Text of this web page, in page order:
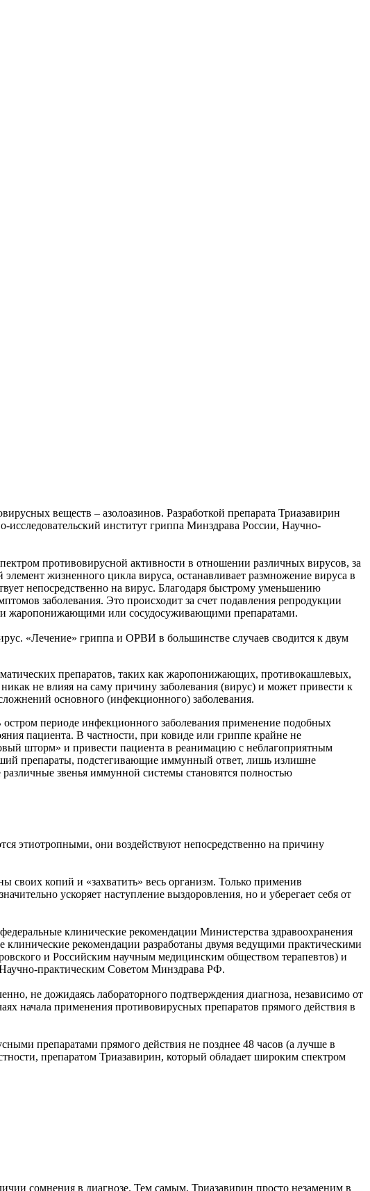
веществ – азолоазинов. Разработкой препарата Триазавирин
институт гриппа Минздрава России, Научно-
противовирусной активности в отношении различных вирусов, за
жизненного цикла вируса, останавливает размножение вируса в
непосредственно на вирус. Благодаря быстрому уменьшению
заболевания. Это происходит за счет подавления репродукции
жаропонижающими или сосудосуживающими препаратами.
«Лечение» гриппа и ОРВИ в большинстве случаев сводится к двум
препаратов, таких как жаропонижающих, противокашлевых,
не влияя на саму причину заболевания (вирус) и может привести к
основного (инфекционного) заболевания.
периоде инфекционного заболевания применение подобных
пациента. В частности, при ковиде или гриппе крайне не
шторм» и привести пациента в реанимацию с неблагоприятным
препараты, подстегивающие иммунный ответ, лишь излишне
звенья иммунной системы становятся полностью
этиотропными, они воздействуют непосредственно на причину
своих копий и «захватить» весь организм. Только применив
ускоряет наступление выздоровления, но и уберегает себя от
клинические рекомендации Министерства здравоохранения
рекомендации разработаны двумя ведущими практическими
и Российским научным медицинским обществом терапевтов) и
практическим Советом Минздрава РФ.
не дожидаясь лабораторного подтверждения диагноза, независимо от
начала применения противовирусных препаратов прямого действия в
препаратами прямого действия не позднее 48 часов (а лучше в
препаратом Триазавирин, который обладает широким спектром
сомнения в диагнозе. Тем самым, Триазавирин просто незаменим в